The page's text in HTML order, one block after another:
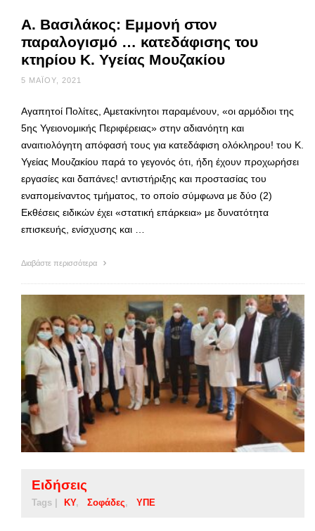
Α. Βασιλάκος: Εμμονή στον
παραλογισμό … κατεδάφισης του
κτηρίου Κ. Υγείας Μουζακίου
5 ΜΑΪ́ΟΥ, 2021
Αγαπητοί Πολίτες, Αμετακίνητοι παραμένουν, «οι αρμόδιοι της
5ης Υγειονομικής Περιφέρειας» στην αδιανόητη και
αναιτιολόγητη απόφασή τους για κατεδάφιση ολόκληρου! του Κ.
Υγείας Μουζακίου παρά το γεγονός ότι, ήδη έχουν προχωρήσει
εργασίες και δαπάνες! αντιστήριξης και προστασίας του
εναπομείναντος τμήματος, το οποίο σύμφωνα με δύο (2)
Εκθέσεις ειδικών έχει «στατική επάρκεια» με δυνατότητα
επισκευής, ενίσχυσης και …
Διαβάστε περισσότερα
Ειδήσεις
Tags | ΚΥ Σοφάδες ΥΠΕ